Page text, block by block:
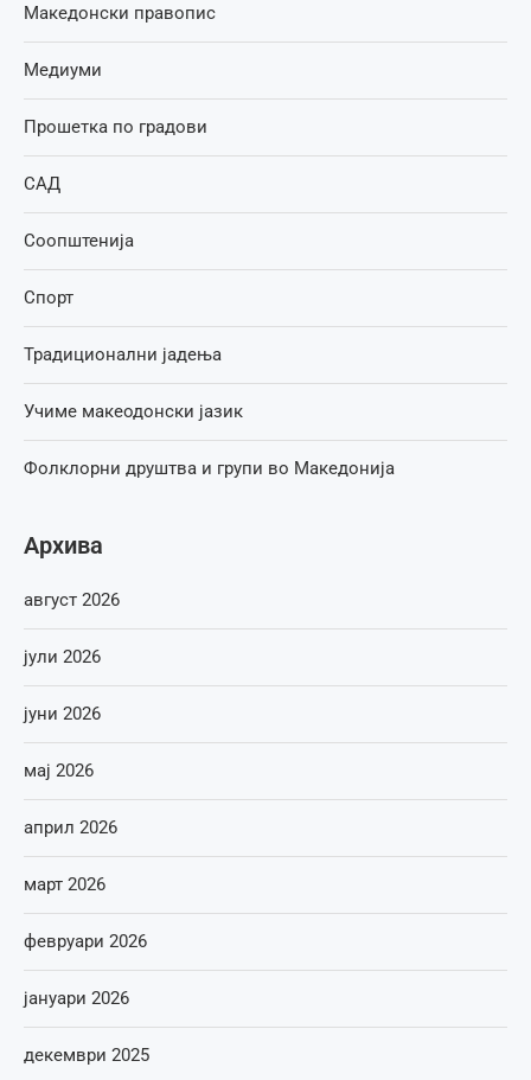
Македонски правопис
Медиуми
Прошетка по градови
САД
Соопштенија
Спорт
Традиционални јадења
Учиме макеодонски јазик
Фолклорни друштва и групи во Македонија
Архива
август 2026
јули 2026
јуни 2026
мај 2026
април 2026
март 2026
февруари 2026
јануари 2026
декември 2025